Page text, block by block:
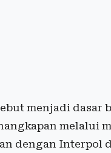
menjadi dasar
melalui
dengan Interpol